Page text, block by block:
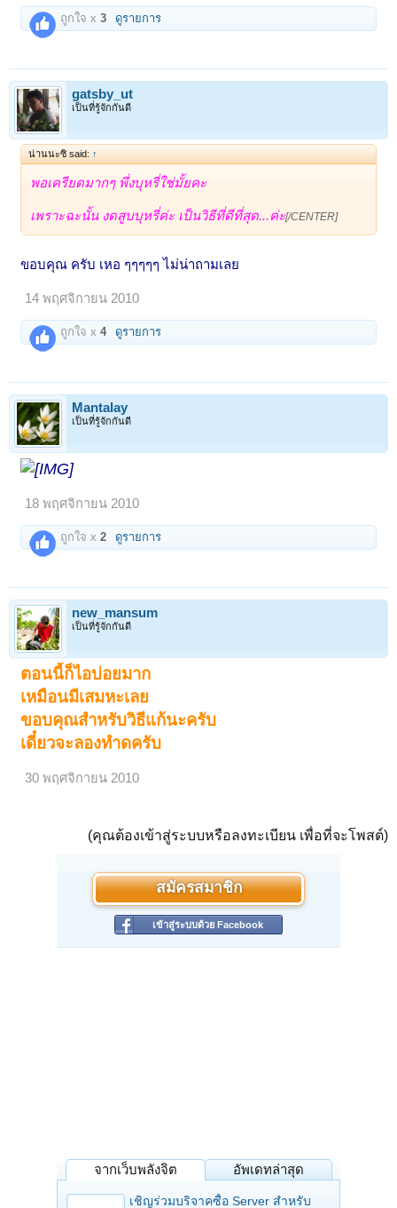
ถูกใจ x3 ดูรายการ
gatsby_ut
เป็นที่รู้จักกันดี
น่านนะซิ said: ↑
พอเครียดมากๆ พึ่งบุหรี่ใช่มั้ยคะ
เพราะฉะนั้น งดสูบบุหรี่ค่ะ เป็นวิธีที่ดีที่สุด...ค่ะ[/CENTER]
ขอบคุณ ครับ เหอ ๆๆๆๆๆ ไม่น่าถามเลย
14 พฤศจิกายน 2010
ถูกใจ x4 ดูรายการ
Mantalay
เป็นที่รู้จักกันดี
18 พฤศจิกายน 2010
ถูกใจ x2 ดูรายการ
new_mansum
เป็นที่รู้จักกันดี
ตอนนี้ก็ไอบ่อยมาก
เหมือนมีเสมหะเลย
ขอบคุณสำหรับวิธีแก้นะครับ
เดี๋ยวจะลองทำดครับ
30 พฤศจิกายน 2010
(คุณต้องเข้าสู่ระบบหรือลงทะเบียน เพื่อที่จะโพสต์)
สมัครสมาชิก
เข้าสู่ระบบด้วย Facebook
จากเว็บพลังจิต อัพเดทล่าสุด
เชิญร่วมบริจาคซื้อ Server สำหรับ